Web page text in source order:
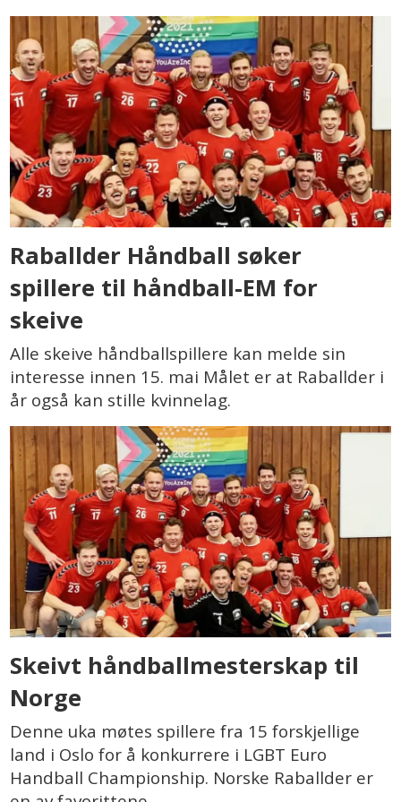
Raballder Håndball søker
spillere til håndball-EM for
skeive
Alle skeive håndballspillere kan melde sin
interesse innen 15. mai Målet er at Raballder i
år også kan stille kvinnelag.
Skeivt håndballmesterskap til
Norge
Denne uka møtes spillere fra 15 forskjellige
land i Oslo for å konkurrere i LGBT Euro
Handball Championship. Norske Raballder er